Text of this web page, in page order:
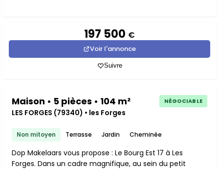
197 500 €
Voir l'annonce
Suivre
Maison • 5 pièces • 104 m² NÉGOCIABLE
LES FORGES (79340) • les Forges
Non mitoyen Terrasse Jardin Cheminée
Dop Makelaars vous propose : Le Bourg Est 17 à Les
Forges. Dans un cadre magnifique, au sein du petit